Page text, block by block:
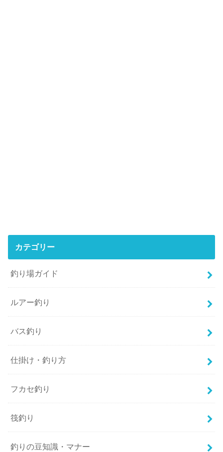
カテゴリー
釣り場ガイド
ルアー釣り
バス釣り
仕掛け・釣り方
フカセ釣り
筏釣り
釣りの豆知識・マナー